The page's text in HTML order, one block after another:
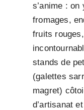
s’anime :
fromages,
fruits
stands de
(galettes
magret)
d’artisanat